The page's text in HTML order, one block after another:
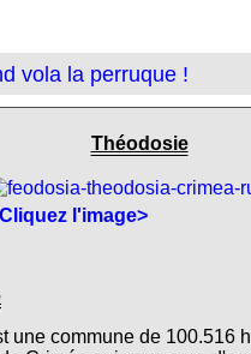
vola la perruque !
Théodosie
l'image>
une commune de 100.516